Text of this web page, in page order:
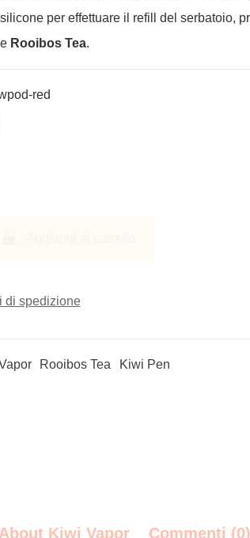
per effettuare il refill del serbatoio,
Rooibos Tea.
red
di spedizione
Rooibos Tea Kiwi Pen
About Kiwi Vapor Commenti (0)